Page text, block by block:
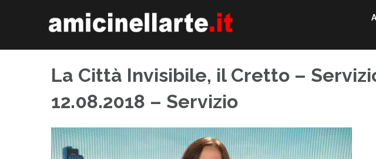
La Città Invisibile, il Cretto –
12.08.2018 – Servizio
Video
Player